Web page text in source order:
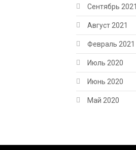
Сентябрь 2021
Август 2021
Февраль 2021
Июль 2020
Июнь 2020
Май 2020